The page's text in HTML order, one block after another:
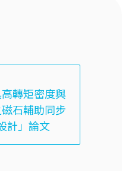
轉矩密度與
石輔助同步
計」論文